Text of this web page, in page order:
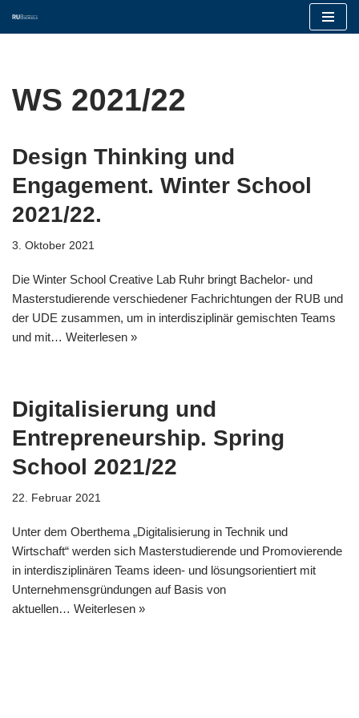
WS 2021/22
Design Thinking und
Engagement. Winter School
2021/22.
3. Oktober 2021
Die Winter School Creative Lab Ruhr bringt Bachelor- und
Masterstudierende verschiedener Fachrichtungen der RUB und
der UDE zusammen, um in interdisziplinär gemischten Teams
und mit… Weiterlesen »
Digitalisierung und
Entrepreneurship. Spring
School 2021/22
22. Februar 2021
Unter dem Oberthema „Digitalisierung in Technik und
Wirtschaft“ werden sich Masterstudierende und Promovierende
in interdisziplinären Teams ideen- und lösungsorientiert mit
Unternehmensgründungen auf Basis von
aktuellen… Weiterlesen »